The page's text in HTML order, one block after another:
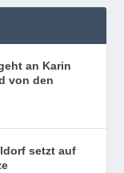
an Karin
von den
setzt auf